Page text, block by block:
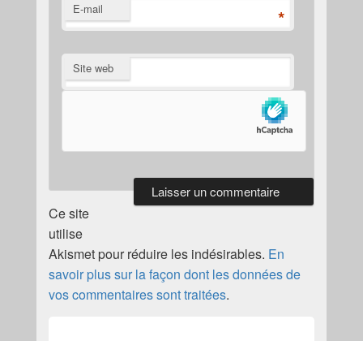
E-mail *
Site web
Ce site
utilise
Akismet pour réduire les indésirables. En
savoir plus sur la façon dont les données de
vos commentaires sont traitées.